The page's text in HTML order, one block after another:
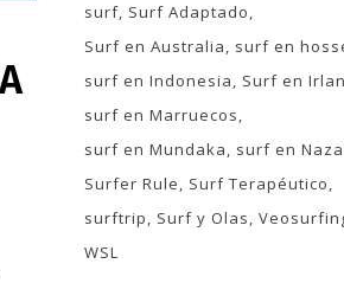
surf Surf Adaptado
Surf en Australia
surf en
surf en Indonesia
Surf en
surf en Marruecos
surf en Mundaka
surf en
Surfer Rule
Surf Terapéutico
surftrip
Surf y Olas
WSL